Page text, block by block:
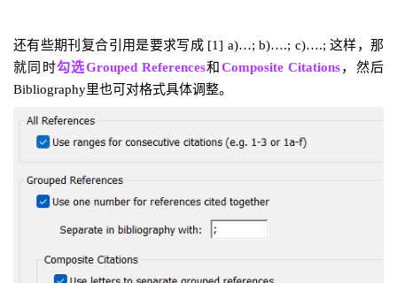
还有些期刊复合引用是要求写成 [1] a)…; b)….; c)….; 这样，那
就同时勾选Grouped References和 Composite Citations，然后
Bibliography里也可对格式具体调整。